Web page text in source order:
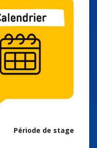
Période de stage